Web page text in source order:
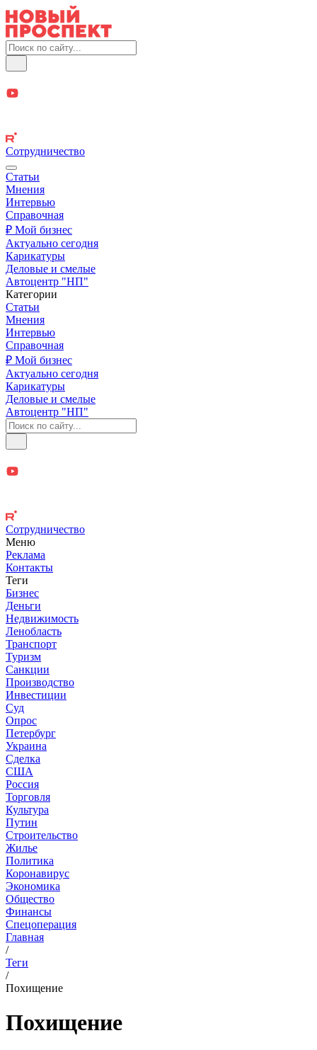
Сотрудничество
Статьи
Мнения
Интервью
Справочная
₽ Мой бизнес
Актуально сегодня
Карикатуры
Деловые и смелые
Автоцентр "НП"
Категории
Статьи
Мнения
Интервью
Справочная
₽ Мой бизнес
Актуально сегодня
Карикатуры
Деловые и смелые
Автоцентр "НП"
Сотрудничество
Меню
Реклама
Контакты
Теги
Бизнес
Деньги
Недвижимость
Ленобласть
Транспорт
Туризм
Санкции
Производство
Инвестиции
Суд
Опрос
Петербург
Украина
Сделка
США
Россия
Торговля
Культура
Путин
Строительство
Жилье
Политика
Коронавирус
Экономика
Общество
Финансы
Спецоперация
Главная
/
Теги
/
Похищение
Похищение